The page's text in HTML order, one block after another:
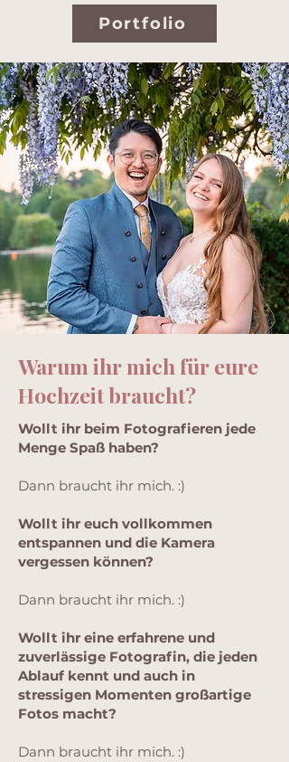
Portfolio
Warum ihr mich für eure
Hochzeit braucht?
Wollt ihr beim Fotografieren jede
Menge Spaß haben?
Dann braucht ihr mich. :)
Wollt ihr euch vollkommen
entspannen und die Kamera
vergessen können?
Dann braucht ihr mich. :)
Wollt ihr eine erfahrene und
zuverlässige Fotografin, die jeden
Ablauf kennt und auch in
stressigen Momenten großartige
Fotos macht?
Dann braucht ihr mich. :)